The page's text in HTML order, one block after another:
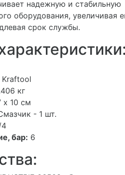
надежную и стабильную
оборудования, увеличивая
срок службы.
Kraftool
кг
х 10 см
- 1 шт.
4
бар: 6